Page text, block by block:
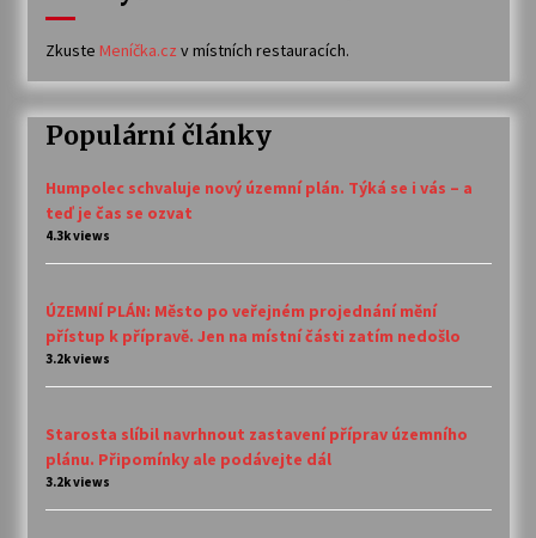
Zkuste Meníčka.cz v místních restauracích.
Populární články
Humpolec schvaluje nový územní plán. Týká se i vás – a
teď je čas se ozvat
4.3k views
ÚZEMNÍ PLÁN: Město po veřejném projednání mění
přístup k přípravě. Jen na místní části zatím nedošlo
3.2k views
Starosta slíbil navrhnout zastavení příprav územního
plánu. Připomínky ale podávejte dál
3.2k views